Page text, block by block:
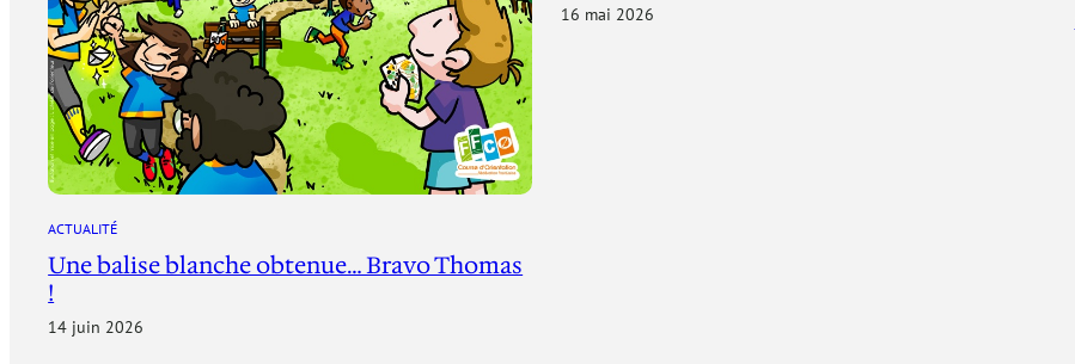
ACTUALITÉ
Une balise blanche obtenue… Bravo Thomas
!
14 juin 2026
16 mai 2026